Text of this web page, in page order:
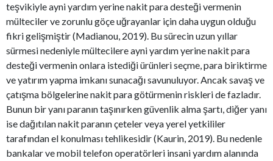
teşvikiyle ayni yardım yerine nakit para desteği vermenin
mülteciler ve zorunlu göçe uğrayanlar için daha uygun olduğu
fikri gelişmiştir (Madianou, 2019). Bu sürecin uzun yıllar
sürmesi nedeniyle mültecilere ayni yardım yerine nakit para
desteği vermenin onlara istediği ürünleri seçme, para biriktirme
ve yatırım yapma imkanı sunacağı savunuluyor. Ancak savaş ve
çatışma bölgelerine nakit para götürmenin riskleri de fazladır.
Bunun bir yanı paranın taşınırken güvenlik alma şartı, diğer yanı
ise dağıtılan nakit paranın çeteler veya yerel yetkililer
tarafından el konulması tehlikesidir (Kaurin, 2019). Bu nedenle
bankalar ve mobil telefon operatörleri insani yardım alanında